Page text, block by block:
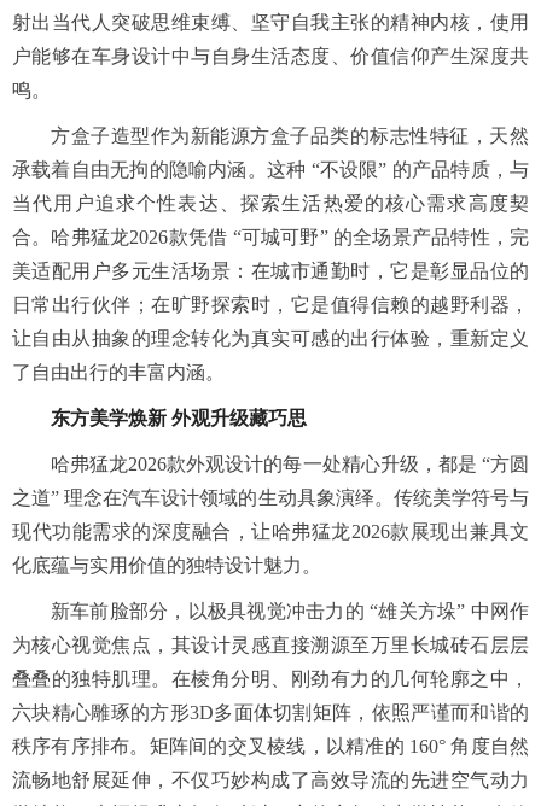
射出当代人突破思维束缚、坚守自我主张的精神内核，使用
户能够在车身设计中与自身生活态度、价值信仰产生深度共
鸣。
方盒子造型作为新能源方盒子品类的标志性特征，天然
承载着自由无拘的隐喻内涵。这种 “不设限” 的产品特质，与
当代用户追求个性表达、探索生活热爱的核心需求高度契
合。哈弗猛龙2026款凭借 “可城可野” 的全场景产品特性，完
美适配用户多元生活场景：在城市通勤时，它是彰显品位的
日常出行伙伴；在旷野探索时，它是值得信赖的越野利器，
让自由从抽象的理念转化为真实可感的出行体验，重新定义
了自由出行的丰富内涵。
东方美学焕新 外观升级藏巧思
哈弗猛龙2026款外观设计的每一处精心升级，都是 “方圆
之道” 理念在汽车设计领域的生动具象演绎。传统美学符号与
现代功能需求的深度融合，让哈弗猛龙2026款展现出兼具文
化底蕴与实用价值的独特设计魅力。
新车前脸部分，以极具视觉冲击力的 “雄关方垛” 中网作
为核心视觉焦点，其设计灵感直接溯源至万里长城砖石层层
叠叠的独特肌理。在棱角分明、刚劲有力的几何轮廓之中，
六块精心雕琢的方形3D多面体切割矩阵，依照严谨而和谐的
秩序有序排布。矩阵间的交叉棱线，以精准的 160° 角度自然
流畅地舒展延伸，不仅巧妙构成了高效导流的先进空气动力